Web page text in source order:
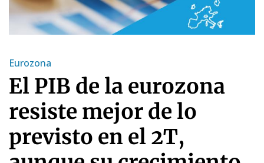
Eurozona
El PIB de la eurozona
resiste mejor de lo
previsto en el 2T,